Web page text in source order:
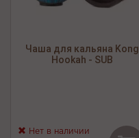
Чаша для кальяна Kong
Hookah - SUB
Нет в наличии